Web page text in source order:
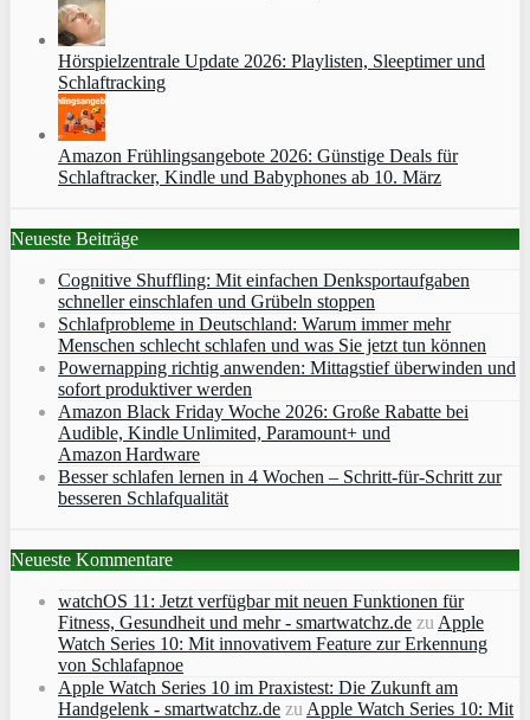
Hörspielzentrale Update 2026: Playlisten, Sleeptimer und
Schlaftracking
Amazon Frühlingsangebote 2026: Günstige Deals für
Schlaftracker, Kindle und Babyphones ab 10. März
Neueste Beiträge
Cognitive Shuffling: Mit einfachen Denksportaufgaben
schneller einschlafen und Grübeln stoppen
Schlafprobleme in Deutschland: Warum immer mehr
Menschen schlecht schlafen und was Sie jetzt tun können
Powernapping richtig anwenden: Mittagstief überwinden und
sofort produktiver werden
Amazon Black Friday Woche 2026: Große Rabatte bei
Audible, Kindle Unlimited, Paramount+ und
Amazon Hardware
Besser schlafen lernen in 4 Wochen – Schritt‑für‑Schritt zur
besseren Schlafqualität
Neueste Kommentare
watchOS 11: Jetzt verfügbar mit neuen Funktionen für
Fitness, Gesundheit und mehr - smartwatchz.de zuApple
Watch Series 10: Mit innovativem Feature zur Erkennung
von Schlafapnoe
Apple Watch Series 10 im Praxistest: Die Zukunft am
Handgelenk - smartwatchz.de zuApple Watch Series 10: Mit